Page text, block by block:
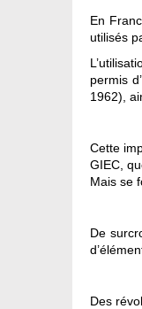
En
utilisés
permis
1962),
Cette
GIEC,
Mais se
De
Des